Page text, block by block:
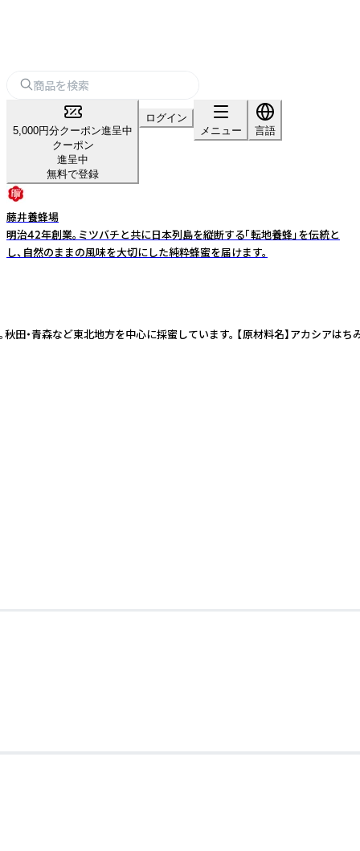
5,000円分クーポン進呈中
クーポン
進呈中
無料で登録
ログイン
メニュー
言語
藤井養蜂場
明治42年創業。ミツバチと共に日本列島を縦断する「転地養蜂」を伝統と
し、自然のままの風味を大切にした純粋蜂蜜を届けます。
森など東北地方を中心に採蜜しています。 【原材料名】アカシ